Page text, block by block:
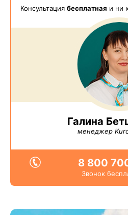
Консультация бесплатная и ни
Галина
менеджер
8 800
Звонок